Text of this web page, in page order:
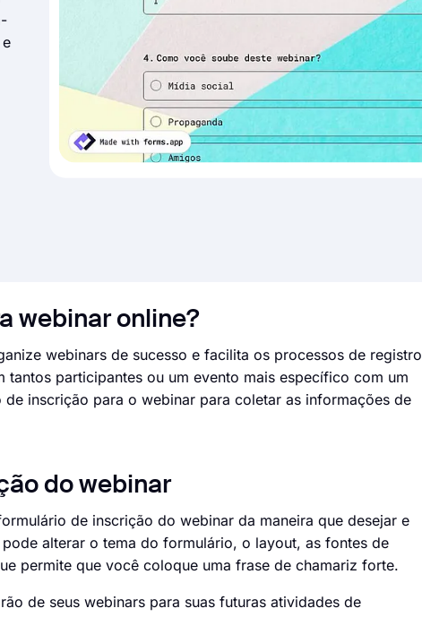
webinar online?
webinars de sucesso e facilita os processos de registro
participantes ou um evento mais específico com um
inscrição para o webinar para coletar as informações de
do webinar
de inscrição do webinar da maneira que desejar e
alterar o tema do formulário, o layout, as fontes de
permite que você coloque uma frase de chamariz forte.
de seus webinars para suas futuras atividades de